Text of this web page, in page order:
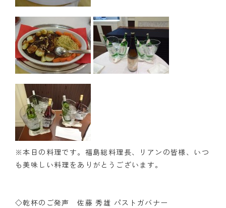
※本日の料理です。福島総料理長、リアンの皆様、いつ
も美味しい料理をありがとうございます。
◇乾杯のご発声 佐藤 秀雄 パストガバナー